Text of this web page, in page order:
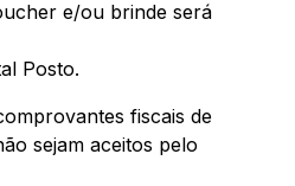
e/ou brinde será
Posto.
fiscais de
sejam aceitos pelo